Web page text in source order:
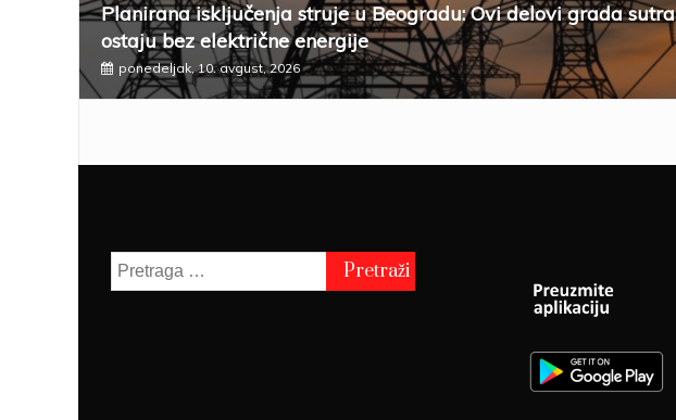
Planirana isključenja struje u Beogradu: Ovi delovi grada sutra
ostaju bez električne energije
ponedeljak, 10. avgust, 2026
Pretraga
za: